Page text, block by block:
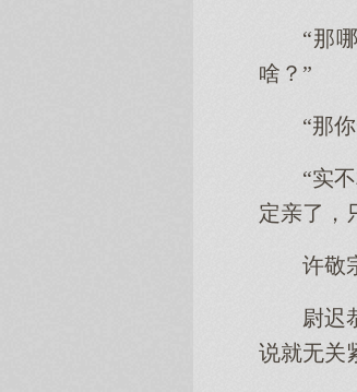
“那
啥？”
“那
“实
定亲了
许敬
尉迟
说就无